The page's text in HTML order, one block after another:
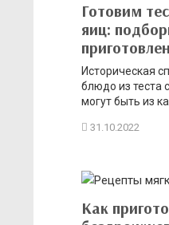
Готовим
яиц:
Историческая
блюдо из теста
могут быть из как
Как